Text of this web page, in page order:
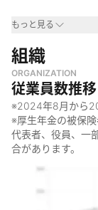
事業領域
・美容業界
・ヘルスケア業界
・介護業界
なぜやってい
・「人と人との結
会を創る」という
のため
何をしているの
もっと見る
組織
ORGANIZATION
従業員数推移
※2024年8月から
※厚生年金の被保
代表者、役員、一
合があります。